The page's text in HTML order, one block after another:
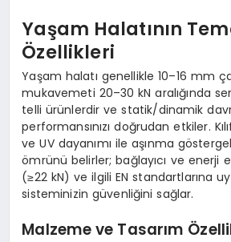
Yaşam Halatının
Özellikleri
Yaşam halatı genellikle 10–16 mm
mukavemeti 20–30 kN aralığında
telli ürünlerdir ve statik/dinamik
performansınızı doğrudan etkiler.
ve UV dayanımı ile aşınma
ömrünü belirler; bağlayıcı ve enerji
(≥22 kN) ve ilgili EN standartlarına
sisteminizin güvenliğini sağlar.
Malzeme ve Tasarım